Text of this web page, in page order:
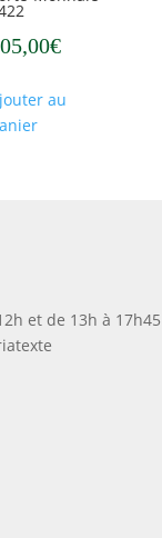
€
au
et de 13h à 17h45